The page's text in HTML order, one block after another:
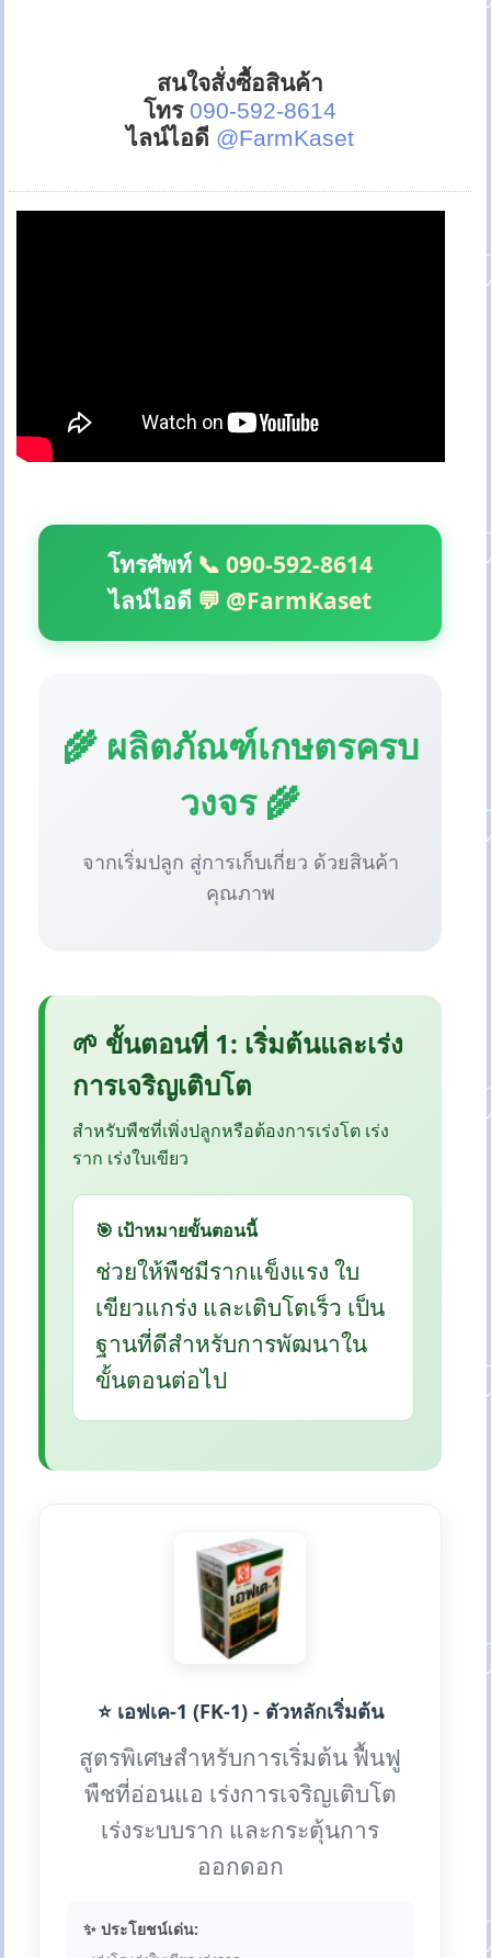
สนใจสั่งซื้อสินค้า
โทร 090-592-8614
ไลน์ไอดี @FarmKaset
โทรศัพท์ 📞 090-592-8614
ไลน์ไอดี 💬 @FarmKaset
🌾 ผลิตภัณฑ์เกษตรครบ
วงจร 🌾
จากเริ่มปลูก สู่การเก็บเกี่ยว ด้วยสินค้า
คุณภาพ
🌱 ขั้นตอนที่ 1: เริ่มต้นและเร่ง
การเจริญเติบโต
สำหรับพืชที่เพิ่งปลูกหรือต้องการเร่งโต เร่ง
ราก เร่งใบเขียว
🎯 เป้าหมายขั้นตอนนี้
ช่วยให้พืชมีรากแข็งแรง ใบ
เขียวแกร่ง และเติบโตเร็ว เป็น
ฐานที่ดีสำหรับการพัฒนาใน
ขั้นตอนต่อไป
⭐ เอฟเค-1 (FK-1) - ตัวหลักเริ่มต้น
สูตรพิเศษสำหรับการเริ่มต้น ฟื้นฟู
พืชที่อ่อนแอ เร่งการเจริญเติบโต
เร่งระบบราก และกระตุ้นการ
ออกดอก
✨ ประโยชน์เด่น: